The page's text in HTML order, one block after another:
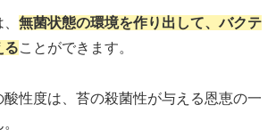
無菌状態の環境を作り出して、バクテ
ることができます。
性度は、苔の殺菌性が与える恩恵の一